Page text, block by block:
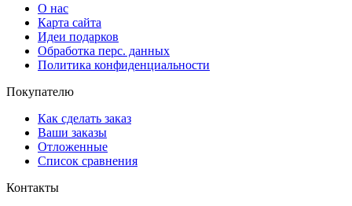
О нас
Карта сайта
Идеи подарков
Обработка перс. данных
Политика конфиденциальности
Покупателю
Как сделать заказ
Ваши заказы
Отложенные
Список сравнения
Контакты